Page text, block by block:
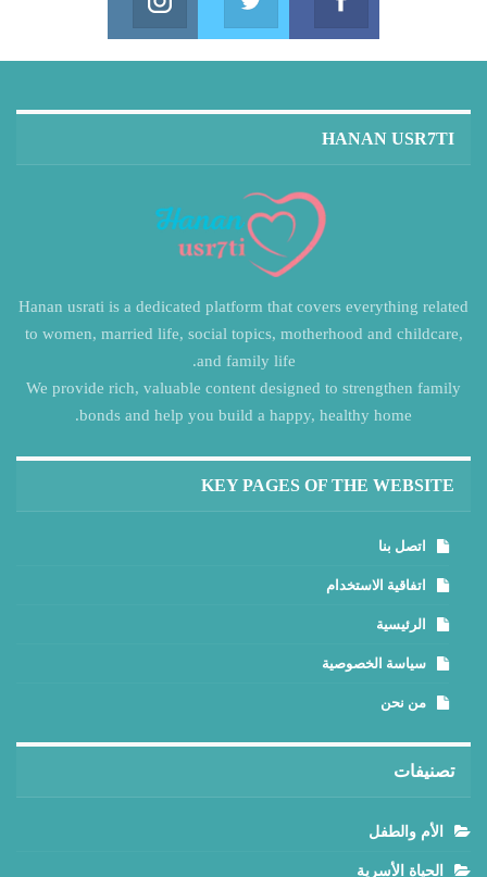
Join us on Facebook
Join us on Twitter
HANAN USR7TI
Hanan usrati is a dedicated platform that covers everything related
to women, married life, social topics, motherhood and childcare,
and family life.
We provide rich, valuable content designed to strengthen family
bonds and help you build a happy, healthy home.
KEY PAGES OF THE WEBSITE
اتصل بنا
اتفاقية الاستخدام
الرئيسية
سياسة الخصوصية
من نحن
تصنيفات
الأم والطفل
الحياة الأسرية